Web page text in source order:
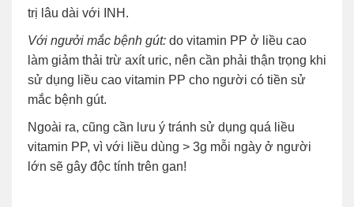
trị lâu dài với INH.
Với ngưởi mắc bệnh gút: do vitamin PP ở liều cao
làm giảm thải trừ axít uric, nên cần phải thận trọng khi
sử dụng liều cao vitamin PP cho người có tiền sử
mắc bệnh gút.
Ngoài ra, cũng cần lưu ý tránh sử dụng quá liều
vitamin PP, vì với liều dùng > 3g mỗi ngày ở người
lớn sẽ gây độc tính trên gan!